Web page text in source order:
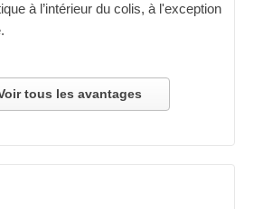
à l’intérieur du colis, à l'exception
tous les avantages